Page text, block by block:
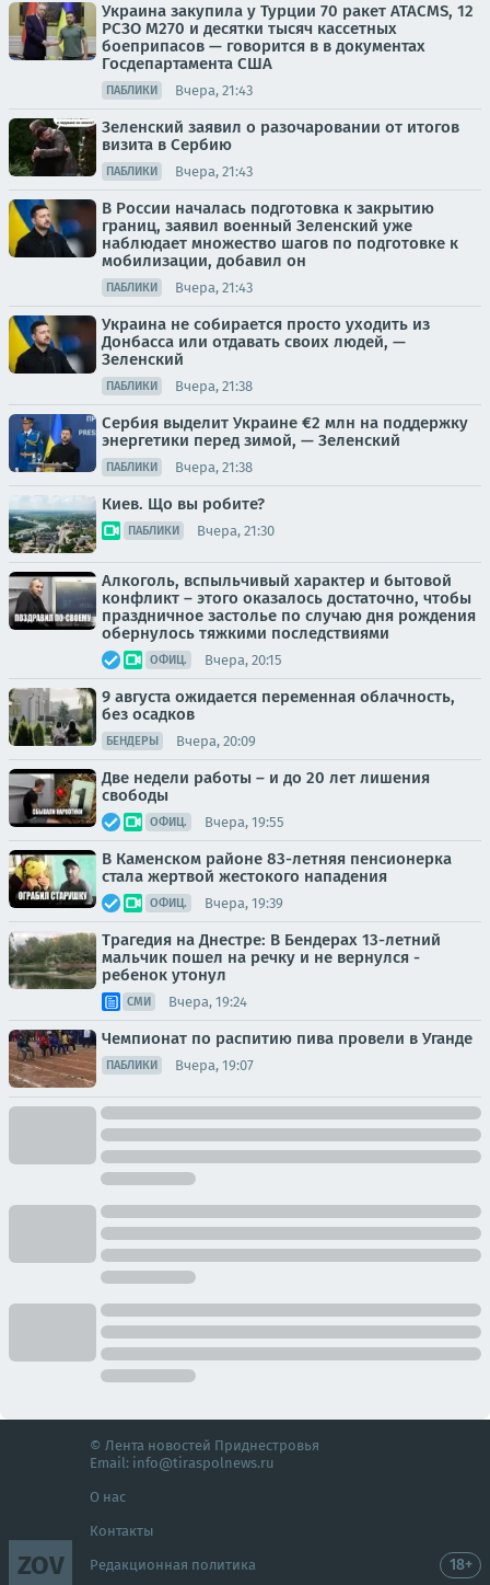
Украина закупила у Турции 70 ракет ATACMS, 12
РСЗО M270 и десятки тысяч кассетных
боеприпасов — говорится в в документах
Госдепартамента США
ПАБЛИКИ Вчера, 21:43
Зеленский заявил о разочаровании от итогов
визита в Сербию
ПАБЛИКИ Вчера, 21:43
В России началась подготовка к закрытию
границ, заявил военный Зеленский уже
наблюдает множество шагов по подготовке к
мобилизации, добавил он
ПАБЛИКИ Вчера, 21:43
Украина не собирается просто уходить из
Донбасса или отдавать своих людей, —
Зеленский
ПАБЛИКИ Вчера, 21:38
Сербия выделит Украине €2 млн на поддержку
энергетики перед зимой, — Зеленский
ПАБЛИКИ Вчера, 21:38
Киев. Що вы робите?
ПАБЛИКИ Вчера, 21:30
Алкоголь, вспыльчивый характер и бытовой
конфликт – этого оказалось достаточно, чтобы
праздничное застолье по случаю дня рождения
обернулось тяжкими последствиями
ОФИЦ. Вчера, 20:15
9 августа ожидается переменная облачность,
без осадков
БЕНДЕРЫ Вчера, 20:09
Две недели работы – и до 20 лет лишения
свободы
ОФИЦ. Вчера, 19:55
В Каменском районе 83-летняя пенсионерка
стала жертвой жестокого нападения
ОФИЦ. Вчера, 19:39
Трагедия на Днестре: В Бендерах 13-летний
мальчик пошел на речку и не вернулся -
ребенок утонул
СМИ Вчера, 19:24
Чемпионат по распитию пива провели в Уганде
ПАБЛИКИ Вчера, 19:07
ZOV
© Лента новостей Приднестровья
Email: info@tiraspolnews.ru
О нас
Контакты
Редакционная политика 18+